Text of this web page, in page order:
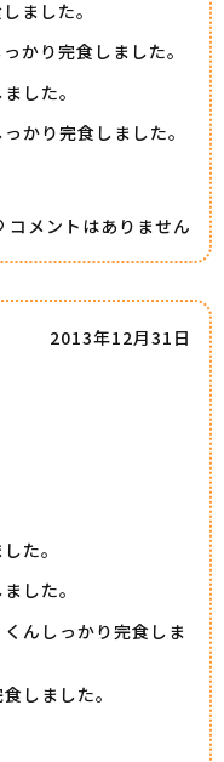
ました。
かり完食しました。
した。
かり完食しました。
コメントはありません
2013年12月31日
た。
した。
んしっかり完食しま
しました。